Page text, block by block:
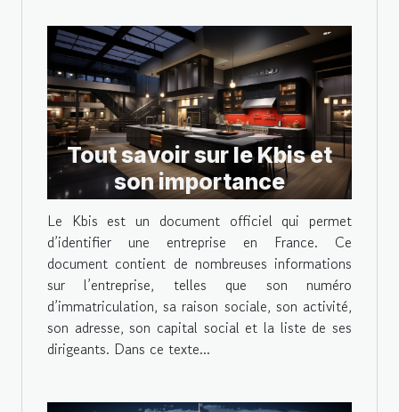
Tout savoir sur le Kbis et
son importance
Le Kbis est un document officiel qui permet
d’identifier une entreprise en France. Ce
document contient de nombreuses informations
sur l’entreprise, telles que son numéro
d’immatriculation, sa raison sociale, son activité,
son adresse, son capital social et la liste de ses
dirigeants. Dans ce texte...